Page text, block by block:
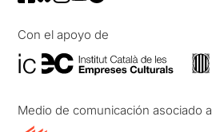
Con el apoyo de
Medio de comunicación asociado a